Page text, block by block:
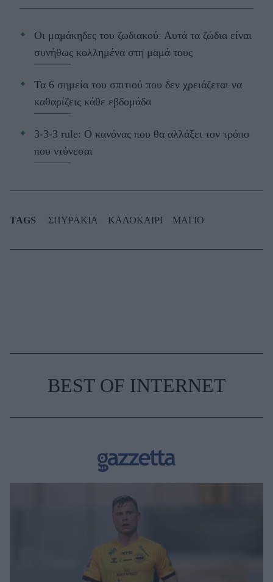
Οι μαμάκηδες του ζωδιακού: Αυτά τα ζώδια είναι
συνήθως κολλημένα στη μαμά τους
Τα 6 σημεία του σπιτιού που δεν χρειάζεται να
καθαρίζεις κάθε εβδομάδα
3-3-3 rule: Ο κανόνας που θα αλλάξει τον τρόπο
που ντύνεσαι
TAGS ΣΠΥΡΑΚΙΑ ΚΑΛΟΚΑΙΡΙ ΜΑΓΙΟ
BEST OF INTERNET